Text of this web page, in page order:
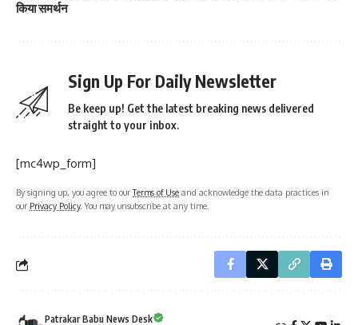
किया समर्थन
Sign Up For Daily Newsletter
Be keep up! Get the latest breaking news delivered
straight to your inbox.
[mc4wp_form]
By signing up, you agree to ourTerms of Use and acknowledge the data practices in
our Privacy Policy. You may unsubscribe at any time.
Patrakar Babu News Desk